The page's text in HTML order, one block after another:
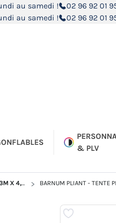
au samedi ! 02 96 92 01
au samedi !
02 96 92 01
& PLV
X 4,5M BARNUM PLIANT - TENTE